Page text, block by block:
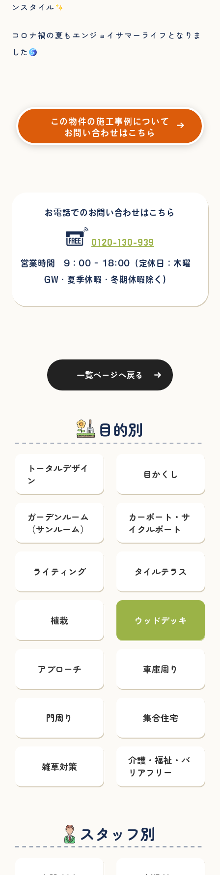
ンスタイル
コロナ禍の夏もエンジョイサマーライフとなりま
した
この物件の施工事例について
お問い合わせはこちら
お電話でのお問い合わせはこちら
0120-130-939
営業時間 9：00 - 18:00 （定休日：木曜
GW・夏季休暇・冬期休暇除く)
目的別
トータルデザイ
ン
目かくし
ガーデンルーム
（サンルーム）
カーポート・サ
イクルポート
ライティング タイルテラス
植栽 ウッドデッキ
アプローチ 車庫周り
門周り 集合住宅
雑草対策
介護・福祉・バ
リアフリー
スタッフ別
一覧ページへ戻る